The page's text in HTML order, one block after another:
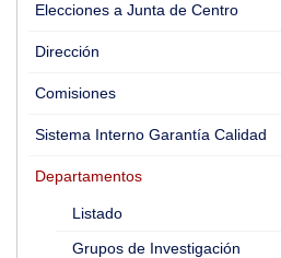
Elecciones a Junta de Centro
Dirección
Comisiones
Sistema Interno Garantía Calidad
Departamentos
Listado
Grupos de Investigación